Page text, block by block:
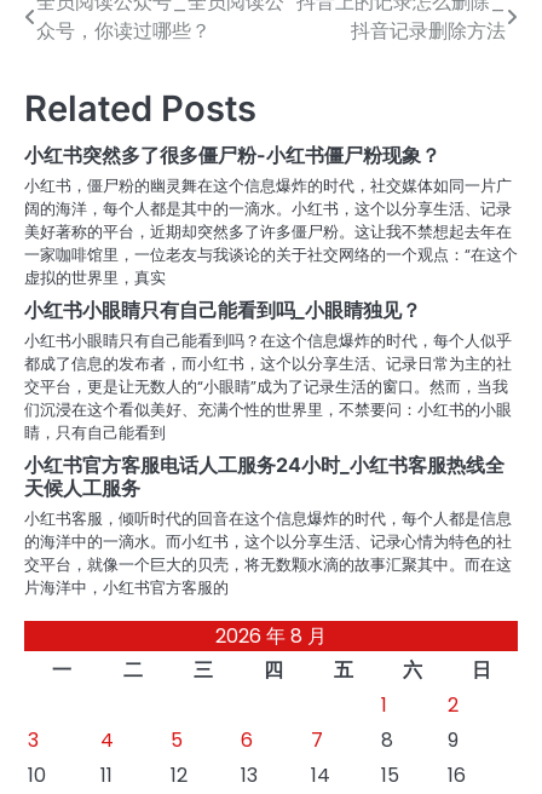
文
章
导
航
众号，你读过哪些？
抖音记录删除方法
Related Posts
小红书突然多了很多僵尸粉-小红书僵尸粉现象？
小红书，僵尸粉的幽灵舞在这个信息爆炸的时代，社交媒体如同一片广
阔的海洋，每个人都是其中的一滴水。小红书，这个以分享生活、记录
美好著称的平台，近期却突然多了许多僵尸粉。这让我不禁想起去年在
一家咖啡馆里，一位老友与我谈论的关于社交网络的一个观点：“在这个
虚拟的世界里，真实
小红书小眼睛只有自己能看到吗_小眼睛独见？
小红书小眼睛只有自己能看到吗？在这个信息爆炸的时代，每个人似乎
都成了信息的发布者，而小红书，这个以分享生活、记录日常为主的社
交平台，更是让无数人的“小眼睛”成为了记录生活的窗口。然而，当我
们沉浸在这个看似美好、充满个性的世界里，不禁要问：小红书的小眼
睛，只有自己能看到
小红书官方客服电话人工服务24小时_小红书客服热线全
天候人工服务
小红书客服，倾听时代的回音在这个信息爆炸的时代，每个人都是信息
的海洋中的一滴水。而小红书，这个以分享生活、记录心情为特色的社
交平台，就像一个巨大的贝壳，将无数颗水滴的故事汇聚其中。而在这
片海洋中，小红书官方客服的
2026 年 8 月
一
二 三 四 五 六
日
1
2
3
4 5 6 7 8
9
10
11 12 13 14 15
16